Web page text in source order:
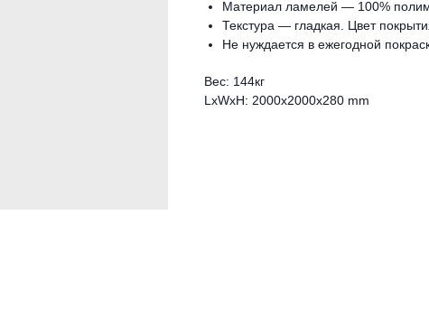
Материал ламелей — 100%
Текстура — гладкая. Цвет
Не нуждается в ежегодной
Вес: 144кг
LxWxH: 2000x2000x280 mm